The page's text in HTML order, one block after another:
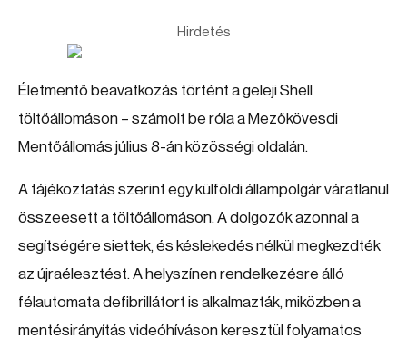
Hirdetés
Életmentő beavatkozás történt a geleji Shell
töltőállomáson – számolt be róla a Mezőkövesdi
Mentőállomás július 8-án közösségi oldalán.
A tájékoztatás szerint egy külföldi állampolgár váratlanul
összeesett a töltőállomáson. A dolgozók azonnal a
segítségére siettek, és késlekedés nélkül megkezdték
az újraélesztést. A helyszínen rendelkezésre álló
félautomata defibrillátort is alkalmazták, miközben a
mentésirányítás videóhíváson keresztül folyamatos